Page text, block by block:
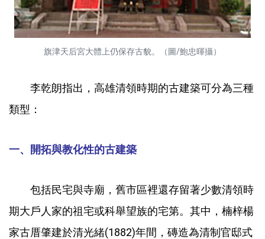
旗津天后宮大體上仍保存古貌。（圖/鮑忠暉攝）
李乾朗指出，高雄清領時期的古建築可分為三種
類型：
一、開拓與教化性的古建築
包括民宅與寺廟，舊市區裡還存留著少數清領時
期大戶人家的祖宅或科舉望族的宅第。其中，楠梓楊
家古厝肇建於清光緒(1882)年間，磚造為清制官邸式